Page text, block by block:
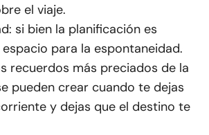
el viaje.
si bien la planificación es
espacio para la espontaneidad.
recuerdos más preciados de la
pueden crear cuando te dejas
y dejas que el destino te